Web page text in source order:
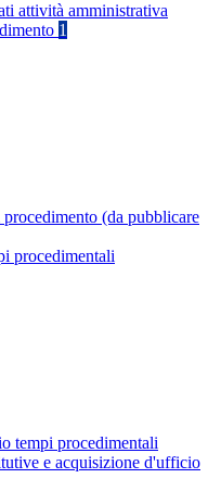
attività amministrativa
1
(da pubblicare
procedimentali
tempi procedimentali
e acquisizione d'ufficio